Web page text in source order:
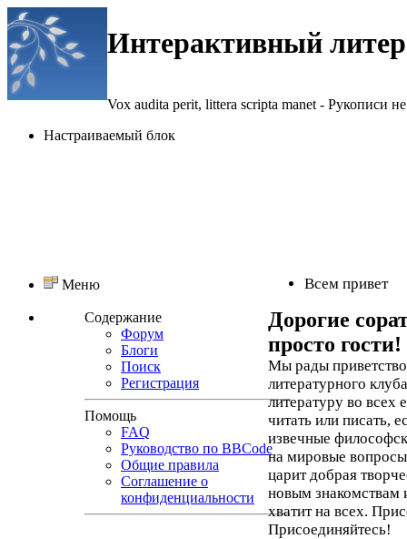
Интерактивный
Vox audita perit, littera scripta manet - Рукописи не
Настраиваемый блок
Меню
Содержание
Форум
Блоги
Поиск
Регистрация
Помощь
FAQ
Руководство по BBCode
Общие правила
Соглашение о
конфиденциальности
Всем привет
Дорогие
просто гости!
Мы рады
литературного
литературу во всех
читать или писать,
извечные
на мировые
царит добрая
новым знакомствам
хватит на всех.
Присоединяйтесь!